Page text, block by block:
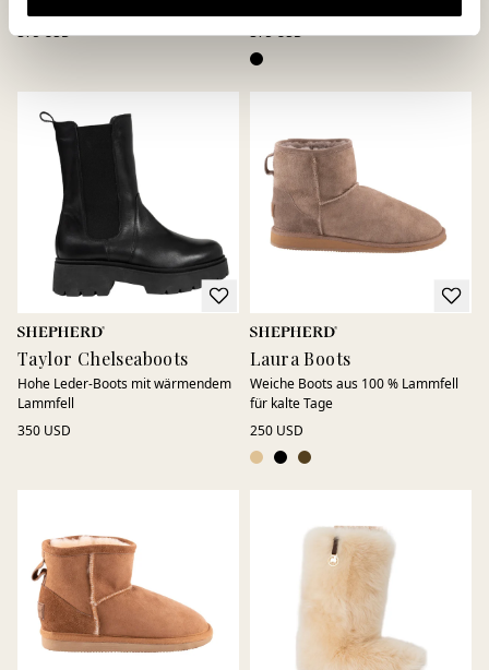
375 USD
375 USD
Taylor Chelseaboots
Hohe Leder-Boots mit wärmendem
Lammfell
350 USD
Laura Boots
Weiche Boots aus 100 % Lammfell
für kalte Tage
250 USD